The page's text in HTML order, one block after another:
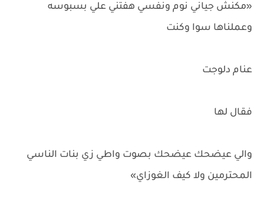
«مكنش جياني نوم ونفسي هفتني علي بسبوسه
وعملناها سوا وكنت
عنام دلوجت
فقال لها
والي عيضحك عيضحك بصوت واطي زي بنات الناسي
المحترمين ولا كيف الغوزاي»